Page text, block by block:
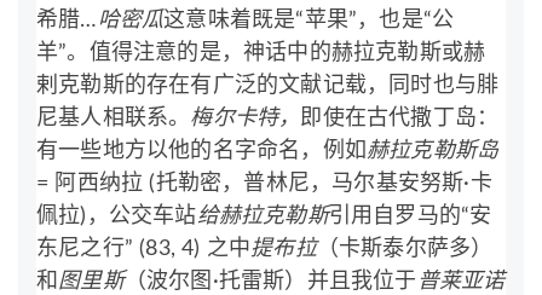
希腊… 哈密瓜这意味着既是“苹果”，也是“公
羊”。值得注意的是，神话中的赫拉克勒斯或赫
剌克勒斯的存在有广泛的文献记载，同时也与腓
尼基人相联系。 梅尔卡特， 即使在古代撒丁岛：
有一些地方以他的名字命名，例如赫拉克勒斯岛
= 阿西纳拉 (托勒密，普林尼，马尔基安努斯·卡
佩拉)，公交车站给赫拉克勒斯引用自罗马的“安
东尼之行” (83, 4) 之中提布拉（卡斯泰尔萨多）
和 图里斯（波尔图·托雷斯）并且我位于 普莱亚诺